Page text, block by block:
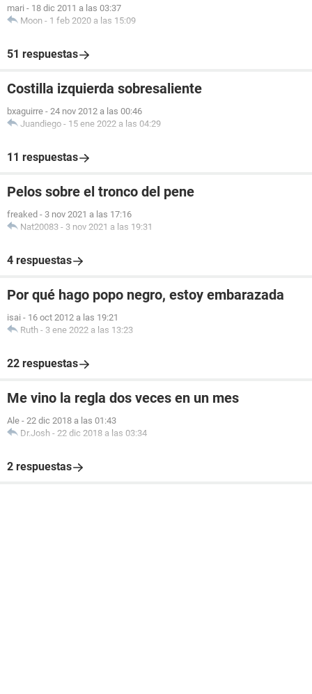
mari - 18 dic 2011 a las 03:37
Moon - 1 feb 2020 a las 15:09
51 respuestas
Costilla izquierda sobresaliente
bxaguirre - 24 nov 2012 a las 00:46
Juandiego - 15 ene 2022 a las 04:29
11 respuestas
Pelos sobre el tronco del pene
freaked - 3 nov 2021 a las 17:16
Nat20083 - 3 nov 2021 a las 19:31
4 respuestas
Por qué hago popo negro, estoy embarazada
isai - 16 oct 2012 a las 19:21
Ruth - 3 ene 2022 a las 13:23
22 respuestas
Me vino la regla dos veces en un mes
Ale - 22 dic 2018 a las 01:43
Dr.Josh - 22 dic 2018 a las 03:34
2 respuestas